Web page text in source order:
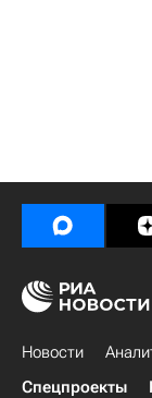
Новости
Спецпроекты